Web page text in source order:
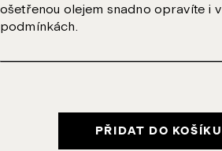
ošetřenou olejem snadno opravíte i
podmínkách.
PŘIDAT DO KOŠÍKU